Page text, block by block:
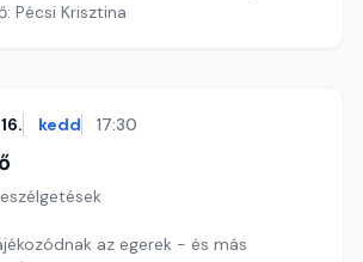
Pécsi Krisztina
kedd 17:30
az egerek - és más